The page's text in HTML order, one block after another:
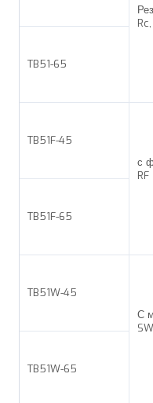
TB51-65
TB51F-45
с
RF
TB51F-65
TB51W-45
С
SW
TB51W-65